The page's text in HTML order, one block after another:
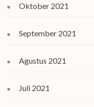
Oktober 2021
September 2021
Agustus 2021
Juli 2021